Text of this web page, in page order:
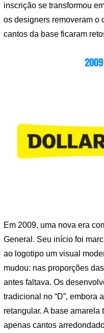
inscrição se transformou
os designers removeram o
cantos da base ficaram
Em 2009, uma nova era
General. Seu início foi
ao logotipo um visual
mudou: nas proporções
antes faltava. Os
tradicional no “D”, embora
retangular. A base
apenas cantos